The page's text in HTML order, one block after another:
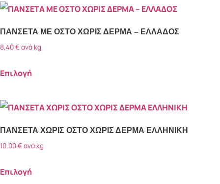
ΠΑΝΣΕΤΑ ΜΕ ΟΣΤΟ ΧΩΡΙΣ ΔΕΡΜΑ – ΕΛΛΑΔΟΣ
8,40€ανά kg
Επιλογή
ΠΑΝΣΕΤΑ ΧΩΡΙΣ ΟΣΤΟ ΧΩΡΙΣ ΔΕΡΜΑ ΕΛΛΗΝΙΚΗ
10,00€ανά kg
Επιλογή